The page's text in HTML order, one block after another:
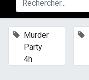
Murder
Party
4h